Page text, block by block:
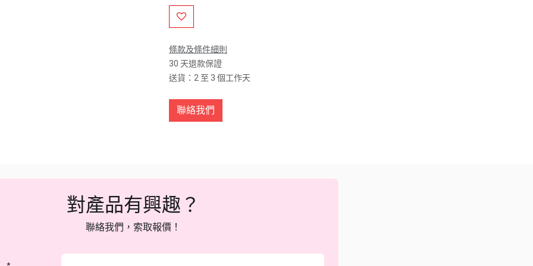
條款及條件細則
30 天退款保證
送貨：2 至 3 個工作天
聯絡我們
對產品有興趣？
聯絡我們，索取報價！